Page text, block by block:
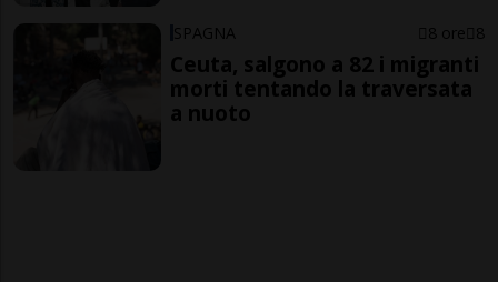
SPAGNA 8 ore 8
Ceuta, salgono a 82 i migranti
morti tentando la traversata
a nuoto